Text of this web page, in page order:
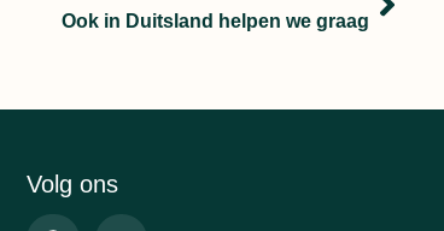
Ook in Duitsland helpen we graag
Volg ons